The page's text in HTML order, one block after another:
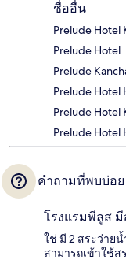
ชื่ออื่น
Prelude Hotel
Prelude Hotel
Prelude
Prelude Hotel
Prelude Hotel
Prelude Hotel
คำถามที่พบบ่อย
โรงแรมพีลูส
ใช่ มี 2 สระว่าย
สามารถเข้าใช้ส